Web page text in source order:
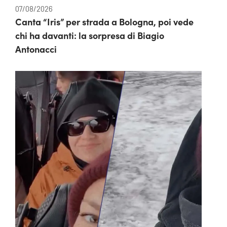
07/08/2026
Canta “Iris” per strada a Bologna, poi vede
chi ha davanti: la sorpresa di Biagio
Antonacci